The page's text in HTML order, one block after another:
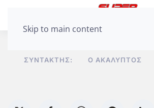
Skip to main content
ΣΥΝΤΆΚΤΗΣ: Ο ΑΚΆΛΥΠΤΟΣ